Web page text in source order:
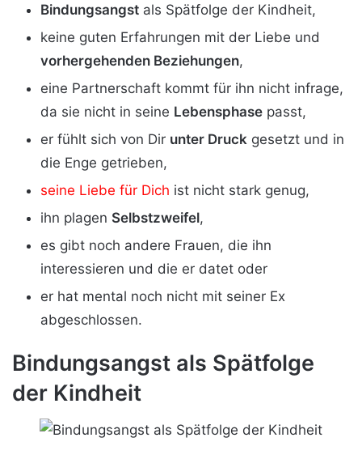
Bindungsangst als Spätfolge der Kindheit,
keine guten Erfahrungen mit der Liebe und
vorhergehenden Beziehungen,
eine Partnerschaft kommt für ihn nicht infrage,
da sie nicht in seine Lebensphase passt,
er fühlt sich von Dir unter Druck gesetzt und in
die Enge getrieben,
seine Liebe für Dich ist nicht stark genug,
ihn plagen Selbstzweifel,
es gibt noch andere Frauen, die ihn
interessieren und die er datet oder
er hat mental noch nicht mit seiner Ex
abgeschlossen.
Bindungsangst als Spätfolge
der Kindheit